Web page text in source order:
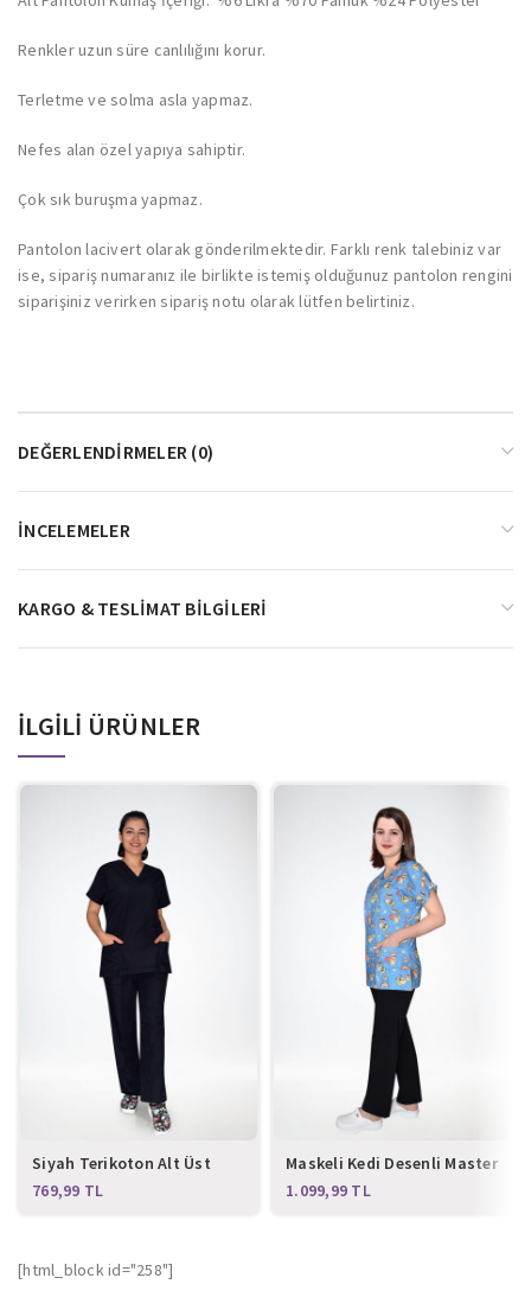
Renkler uzun süre canlılığını korur.
Terletme ve solma asla yapmaz.
Nefes alan özel yapıya sahiptir.
Çok sık buruşma yapmaz.
Pantolon lacivert olarak gönderilmektedir. Farklı renk talebiniz var
ise, sipariş numaranız ile birlikte istemiş olduğunuz pantolon rengini
siparişiniz verirken sipariş notu olarak lütfen belirtiniz.
DEĞERLENDIRMELER (0)
İNCELEMELER
KARGO & TESLIMAT BILGILERI
İLGILI ÜRÜNLER
Siyah Terikoton Alt Üst
Takım TL
Maskeli Kedi Desenli Master
Likra Alt Üst Takım
TL
[html_block id="258"]